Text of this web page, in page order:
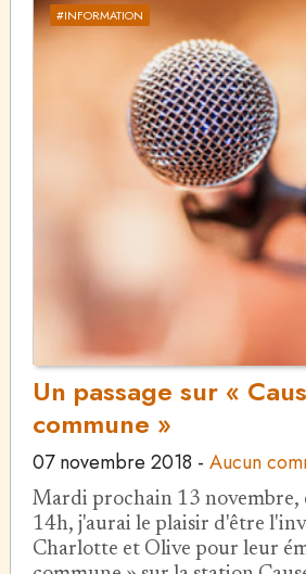
#INFORMATION
Un passage sur «
commune »
07 novembre 2018 - Aucun
Mardi prochain 13 novembre,
14h, j'aurai le plaisir d'être
Charlotte et Olive pour leur